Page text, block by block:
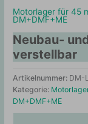
Motorlager für 45
DM+DMF+ME
Neubau-
verstellbar
Artikelnummer: DM-
Kategorie:
DM+DMF+ME